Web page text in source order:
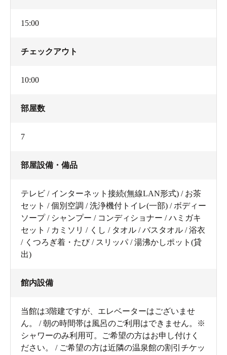
15:00
チェックアウト
10:00
部屋数
7
部屋設備・備品
テレビ / インターネット接続(無線LAN形式) / お茶
セット / 個別空調 / 洗浄機付トイレ(一部) / ボディー
ソープ / シャンプー / コンディショナー / ハミガキ
セット / カミソリ / くし / タオル / バスタオル / 浴衣
/ くつろぎ着・たび / スリッパ / 湯沸かしポット(貸
出)
館内設備
当館は3階建ですが、エレベーターはございませ
ん。 / 朝の時間帯は風呂のご利用はできません。※
シャワーのみ利用可。ご希望の方はお申し付けく
ださい。 / ご希望の方は近隣の温泉館の割引チケッ